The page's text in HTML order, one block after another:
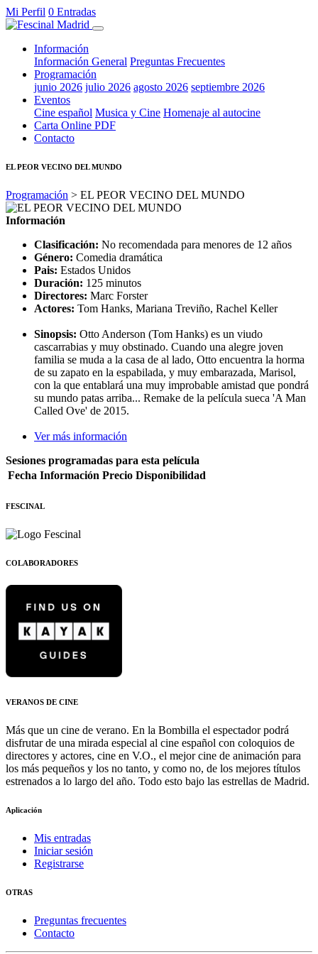
Mi Perfil 0 Entradas
Información
Información General Preguntas Frecuentes
Programación
junio 2026 julio 2026 agosto 2026 septiembre 2026
Eventos
Cine español Musica y Cine Homenaje al autocine
Carta Online PDF
Contacto
EL PEOR VECINO DEL MUNDO
Programación > EL PEOR VECINO DEL MUNDO
Información
Clasificación: No recomendada para menores de 12 años
Género: Comedia dramática
Pais: Estados Unidos
Duración: 125 minutos
Directores: Marc Forster
Actores: Tom Hanks, Mariana Treviño, Rachel Keller
Sinopsis: Otto Anderson (Tom Hanks) es un viudo
cascarrabias y muy obstinado. Cuando una alegre joven
familia se muda a la casa de al lado, Otto encuentra la horma
de su zapato en la espabilada, y muy embarazada, Marisol,
con la que entablará una muy improbable amistad que pondrá
su mundo patas arriba... Remake de la película sueca 'A Man
Called Ove' de 2015.
Ver más información
Sesiones programadas para esta película
Fecha Información Precio Disponibilidad
FESCINAL
COLABORADORES
VERANOS DE CINE
Más que un cine de verano. En la Bombilla el espectador podrá
disfrutar de una mirada especial al cine español con coloquios de
directores y actores, cine en V.O., el mejor cine de animación para
los más pequeños y los no tanto, y como no, de los mejores títulos
estrenados a lo largo del año. Todo esto bajo las estrellas de Madrid.
Aplicación
Mis entradas
Iniciar sesión
Registrarse
OTRAS
Preguntas frecuentes
Contacto